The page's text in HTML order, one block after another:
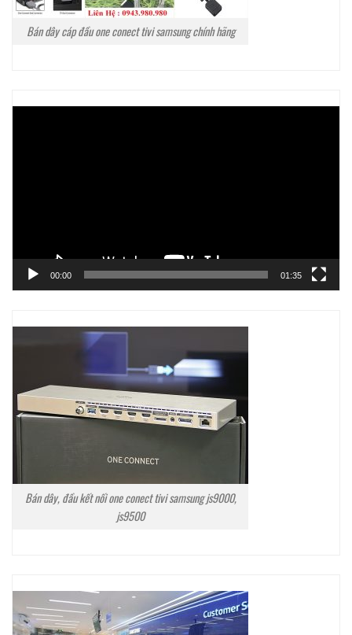
Bán dây cáp đầu one conect tivi samsung chính hãng
00:00 01:35
Bán dây, đầu kết nối one conect tivi samsung js9000,
js9500